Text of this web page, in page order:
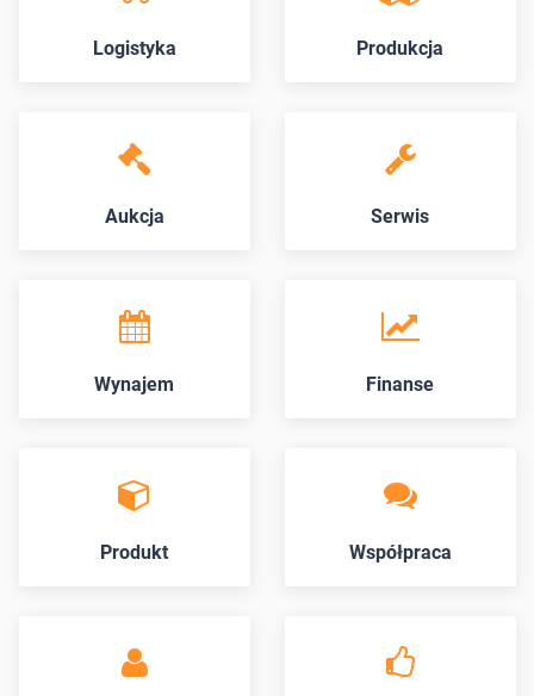
Logistyka Produkcja
Aukcja Serwis
Wynajem Finanse
Produkt Współpraca